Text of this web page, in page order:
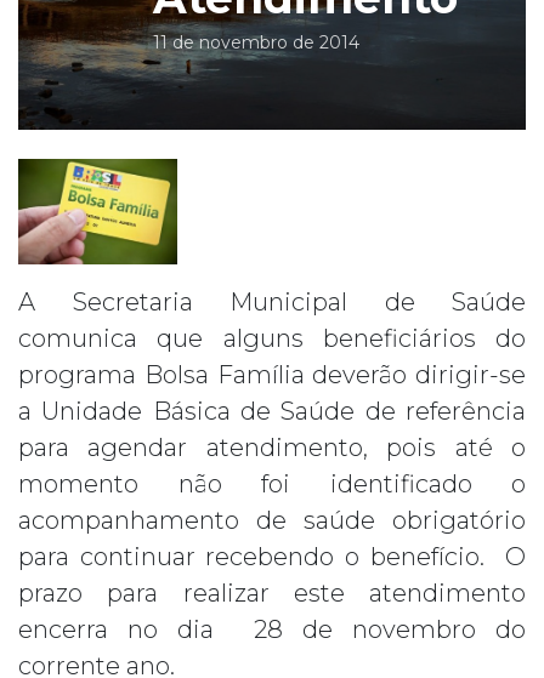
11 de novembro de 2014
A Secretaria Municipal de Saúde
comunica que alguns beneficiários do
programa Bolsa Família deverão dirigir-se
a Unidade Básica de Saúde de referência
para agendar atendimento, pois até o
momento não foi identificado o
acompanhamento de saúde obrigatório
para continuar recebendo o benefício. O
prazo para realizar este atendimento
encerra no dia 28 de novembro do
corrente ano.